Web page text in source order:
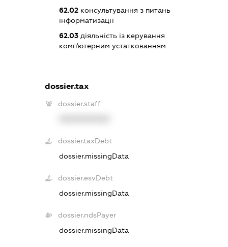
62.02консультування з питань
інформатизації
62.03діяльність із керування
комп'ютерним устаткованням
dossier.tax
dossier.staff
dossier.taxDebt
dossier.missingData
dossier.esvDebt
dossier.missingData
dossier.ndsPayer
dossier.missingData